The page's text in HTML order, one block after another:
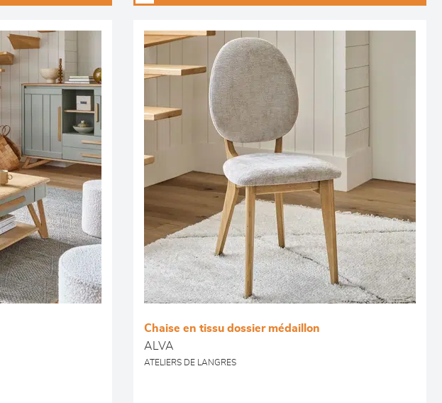
Chaise en tissu dossier médaillon
ALVA
ATELIERS DE LANGRES